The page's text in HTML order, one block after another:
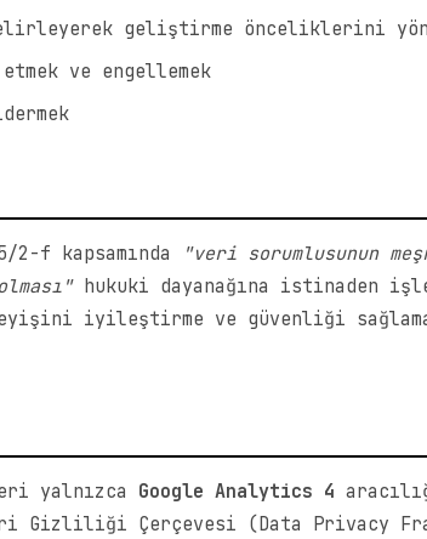
geliştirme önceliklerini
ve engellemek
f kapsamında
"veri sorumlusunun
hukuki dayanağına istinaden
iyileştirme ve güvenliği sağlama
yalnızca Google Analytics 4
Gizliliği Çerçevesi (Data Privacy